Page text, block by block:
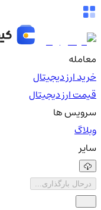
معامله
خرید ارز دیجیتال
قیمت ارز دیجیتال
سرویس ها
وبلاگ
سایر
درحال بارگذاری...